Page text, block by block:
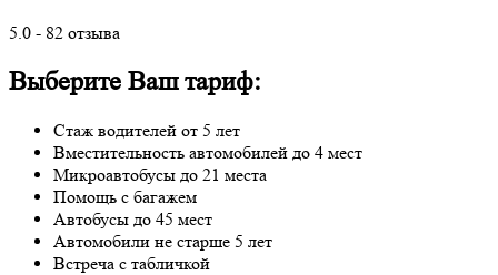
5.0 - 82 отзыва
Выберите Ваш тариф:
Стаж водителей от 5 лет
Вместительность автомобилей до 4 мест
Микроавтобусы до 21 места
Помощь с багажем
Автобусы до 45 мест
Автомобили не старше 5 лет
Встреча с табличкой